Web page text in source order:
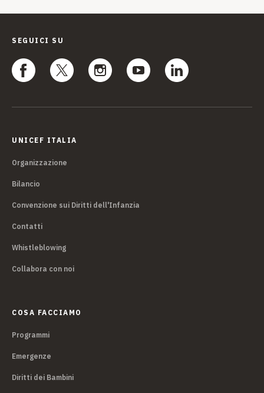
SEGUICI SU
UNICEF ITALIA
Organizzazione
Bilancio
Convenzione sui Diritti dell'Infanzia
Contatti
Whistleblowing
Collabora con noi
COSA FACCIAMO
Programmi
Emergenze
Diritti dei Bambini